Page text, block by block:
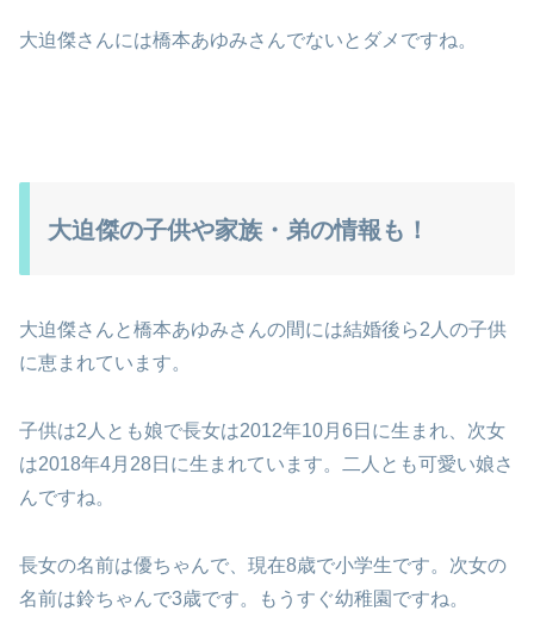
大迫傑さんには橋本あゆみさんでないとダメですね。
大迫傑の子供や家族・弟の情報も！
大迫傑さんと橋本あゆみさんの間には結婚後ら2人の子供
に恵まれています。
子供は2人とも娘で長女は2012年10月6日に生まれ、次女
は2018年4月28日に生まれています。二人とも可愛い娘さ
んですね。
長女の名前は優ちゃんで、現在8歳で小学生です。次女の
名前は鈴ちゃんで3歳です。もうすぐ幼稚園ですね。